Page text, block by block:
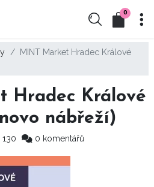
0
MINT Market Hradec Králové
Hradec Králové
nábřeží)
130 0 komentářů